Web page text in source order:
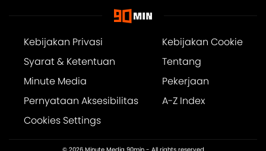
Kebijakan Privasi
Kebijakan Cookie
Syarat & Ketentuan
Tentang
Minute Media
Pekerjaan
Pernyataan Aksesibilitas
A-Z Index
Cookies Settings
© 2026 Minute Media 90min- All rights reserved